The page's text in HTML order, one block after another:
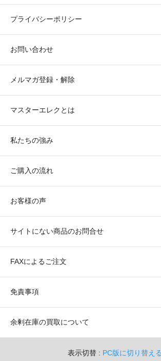
プライバシーポリシー
お問い合わせ
メルマガ登録・解除
マスターエレクとは
私たちの強み
ご購入の流れ
お客様の声
サイトにない商品のお問合せ
FAXによるご注文
免責事項
余剰在庫の買取について
表示切替 : PC版に切り替える